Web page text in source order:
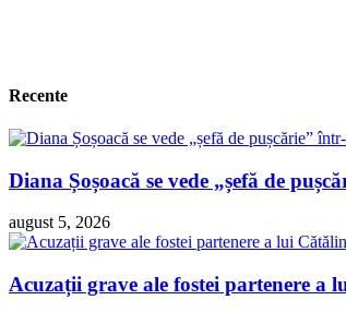
Recente
Diana Șoșoacă se vede „șefă de
august 5, 2026
Acuzații grave ale fostei partenere a